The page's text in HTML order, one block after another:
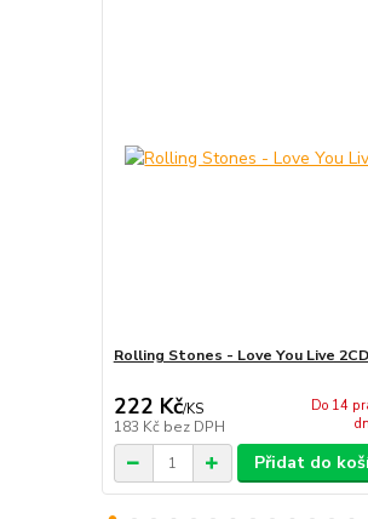
Rolling Stones - Love You Live 2CD
222 Kč/KS
183 Kč bez DPH
Do 14
Přidat do